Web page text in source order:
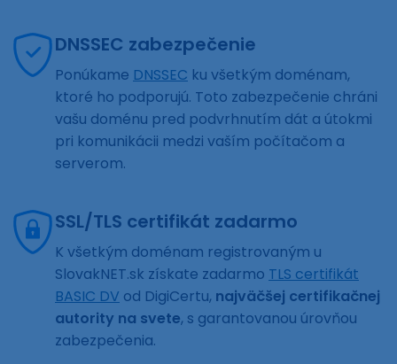
DNSSEC zabezpečenie
Ponúkame DNSSEC ku všetkým doménam,
ktoré ho podporujú. Toto zabezpečenie chráni
vašu doménu pred podvrhnutím dát a útokmi
pri komunikácii medzi vaším počítačom a
serverom.
SSL/TLS certifikát zadarmo
K všetkým doménam registrovaným u
SlovakNET.sk získate zadarmo TLS certifikát
BASIC DV od DigiCertu, najväčšej certifikačnej
autority na svete, s garantovanou úrovňou
zabezpečenia.